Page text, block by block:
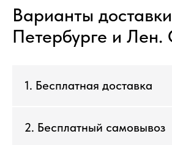
Варианты
Петербурге и Лен.
1. Бесплатная доставка
2. Бесплатный самовывоз